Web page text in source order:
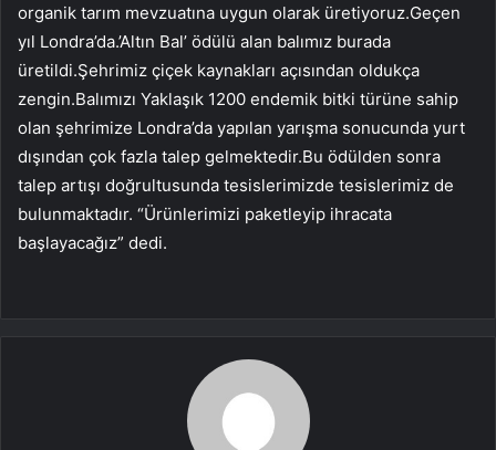
organik tarım mevzuatına uygun olarak üretiyoruz.Geçen
yıl Londra’da.’Altın Bal’ ödülü alan balımız burada
üretildi.Şehrimiz çiçek kaynakları açısından oldukça
zengin.Balımızı Yaklaşık 1200 endemik bitki türüne sahip
olan şehrimize Londra’da yapılan yarışma sonucunda yurt
dışından çok fazla talep gelmektedir.Bu ödülden sonra
talep artışı doğrultusunda tesislerimizde tesislerimiz de
bulunmaktadır. “Ürünlerimizi paketleyip ihracata
başlayacağız” dedi.